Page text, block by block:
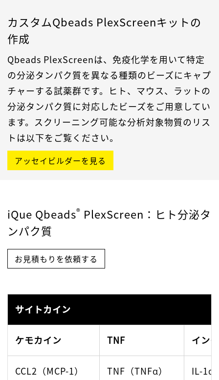
カスタムQbeads PlexScreenキットの
作成
Qbeads PlexScreenは、免疫化学を用いて特定
の分泌タンパク質を異なる種類のビーズにキャプ
チャーする試薬群です。ヒト、マウス、ラットの
分泌タンパク質に対応したビーズをご用意してい
ます。スクリーニング可能な分析対象物質のリス
トは以下をご覧ください。
アッセイビルダーを見る
iQue Qbeads® PlexScreen ：ヒト分泌タ
ンパク質
お見積もりを依頼する
サイトカイン
ケモカイン TNF イン
CCL2（MCP-1） TNF（TNFα） IL-1α